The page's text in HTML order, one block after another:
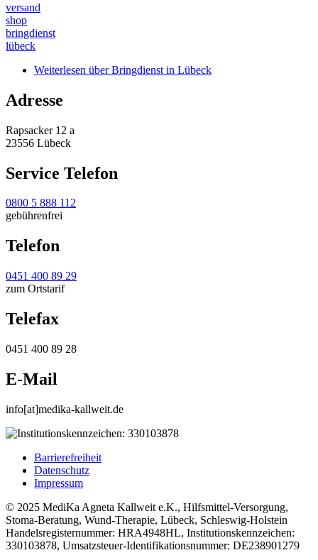
versand
shop
bringdienst
lübeck
Weiterlesen über Bringdienst in Lübeck
Adresse
Rapsacker 12 a
23556 Lübeck
Service Telefon
0800 5 888 112
gebührenfrei
Telefon
0451 400 89 29
zum Ortstarif
Telefax
0451 400 89 28
E-Mail
info[at]medika-kallweit.de
Barrierefreiheit
Datenschutz
Impressum
© 2025 MediKa Agneta Kallweit e.K., Hilfsmittel-Versorgung,
Stoma-Beratung, Wund-Therapie, Lübeck, Schleswig-Holstein
Handelsregisternummer: HRA4948HL, Institutionskennzeichen:
330103878, Umsatzsteuer-Identifikationsnummer: DE238901279